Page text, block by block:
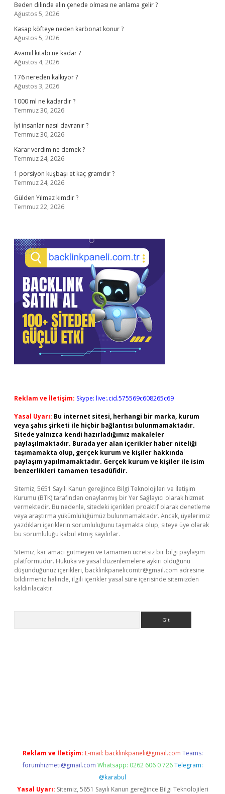
Beden dilinde elin çenede olması ne anlama gelir ?
Ağustos 5, 2026
Kasap köfteye neden karbonat konur ?
Ağustos 5, 2026
Avamil kitabı ne kadar ?
Ağustos 4, 2026
176 nereden kalkıyor ?
Ağustos 3, 2026
1000 ml ne kadardır ?
Temmuz 30, 2026
İyi insanlar nasıl davranır ?
Temmuz 30, 2026
Karar verdim ne demek ?
Temmuz 24, 2026
1 porsiyon kuşbaşı et kaç gramdır ?
Temmuz 24, 2026
Gülden Yılmaz kimdir ?
Temmuz 22, 2026
Reklam ve İletişim: Skype: live:.cid.575569c608265c69
Yasal Uyarı: Bu internet sitesi, herhangi bir marka, kurum
veya şahıs şirketi ile hiçbir bağlantısı bulunmamaktadır.
Sitede yalnızca kendi hazırladığımız makaleler
paylaşılmaktadır. Burada yer alan içerikler haber niteliği
taşımamakta olup, gerçek kurum ve kişiler hakkında
paylaşım yapılmamaktadır. Gerçek kurum ve kişiler ile isim
benzerlikleri tamamen tesadüfidir.
Sitemiz, 5651 Sayılı Kanun gereğince Bilgi Teknolojileri ve İletişim
Kurumu (BTK) tarafından onaylanmış bir Yer Sağlayıcı olarak hizmet
vermektedir. Bu nedenle, sitedeki içerikleri proaktif olarak denetleme
veya araştırma yükümlülüğümüz bulunmamaktadır. Ancak, üyelerimiz
yazdıkları içeriklerin sorumluluğunu taşımakta olup, siteye üye olarak
bu sorumluluğu kabul etmiş sayılırlar.
Sitemiz, kar amacı gütmeyen ve tamamen ücretsiz bir bilgi paylaşım
platformudur. Hukuka ve yasal düzenlemelere aykırı olduğunu
düşündüğünüz içerikleri, backlinkpanelicomtr@gmail.com adresine
bildirmeniz halinde, ilgili içerikler yasal süre içerisinde sitemizden
kaldırılacaktır.
Reklam ve İletişim: E-mail: backlinkpaneli@gmail.com Teams:
forumhizmeti@gmail.com Whatsapp: 0262 606 0 726 Telegram:
@karabul
Yasal Uyarı: Sitemiz, 5651 Sayılı Kanun gereğince Bilgi Teknolojileri